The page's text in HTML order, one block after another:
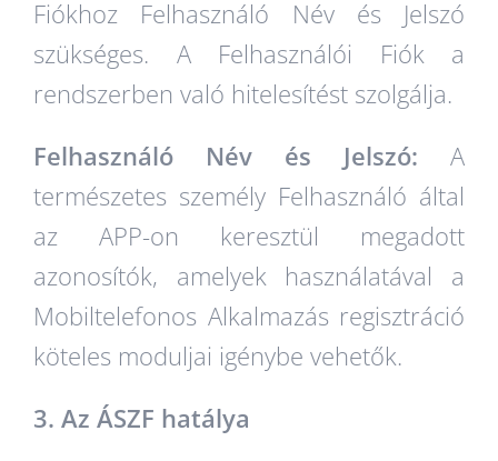
Fiókhoz Felhasználó Név és Jelszó
szükséges. A Felhasználói Fiók a
rendszerben való hitelesítést szolgálja.
Felhasználó Név és Jelszó: A
természetes személy Felhasználó által
az APP-on keresztül megadott
azonosítók, amelyek használatával a
Mobiltelefonos Alkalmazás regisztráció
köteles moduljai igénybe vehetők.
3. Az ÁSZF hatálya